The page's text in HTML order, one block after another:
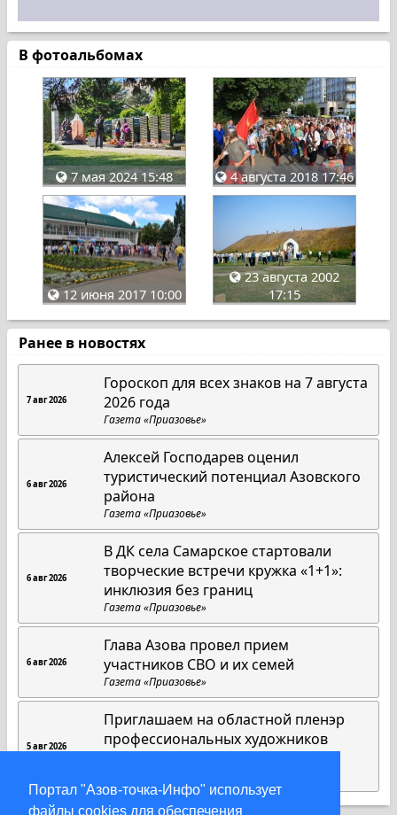
Портал "Азов-точка-Инфо" использует
файлы cookies для обеспечения
В фотоальбомах
7 мая 2024 15:48 4 августа 2018 17:46
12 июня 2017 10:00
23 августа 2002
17:15
Ранее в новостях
7 авг 2026
Гороскоп для всех знаков на 7 августа
2026 года
Газета «Приазовье»
6 авг 2026
Алексей Господарев оценил
туристический потенциал Азовского
района
Газета «Приазовье»
6 авг 2026
В ДК села Самарское стартовали
творческие встречи кружка «1+1»:
инклюзия без границ
Газета «Приазовье»
6 авг 2026
Глава Азова провел прием
участников СВО и их семей
Газета «Приазовье»
5 авг 2026
Приглашаем на областной пленэр
профессиональных художников